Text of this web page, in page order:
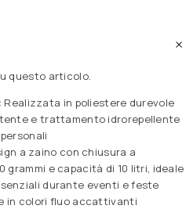
questo articolo.
Realizzata in poliestere durevole
e trattamento idrorepellente
a zaino con chiusura a
grammi e capacità di 10 litri, ideale
durante eventi e feste
in colori fluo accattivanti